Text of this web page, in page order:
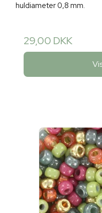
huldiameter 0,8 mm.
29,00 DKK